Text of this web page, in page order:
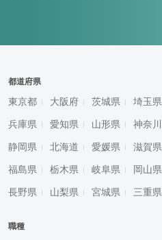
都道府県
東京都 大阪府 茨城県 埼玉県
兵庫県 愛知県 山形県 神奈
静岡県 北海道 愛媛県 滋賀県
福島県 栃木県 岐阜県 岡山県
長野県 山梨県 宮城県 三重県
職種